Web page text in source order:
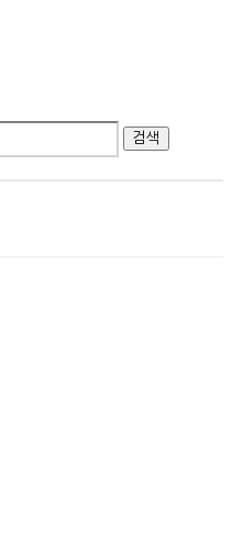
검색